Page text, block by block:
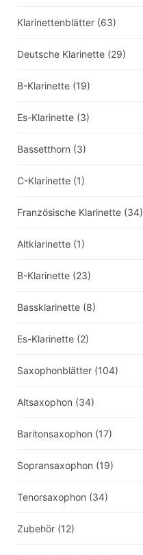
Klarinettenblätter (63)
Deutsche Klarinette (29)
B-Klarinette (19)
Es-Klarinette (3)
Bassetthorn (3)
C-Klarinette (1)
Französische Klarinette (34)
Altklarinette (1)
B-Klarinette (23)
Bassklarinette (8)
Es-Klarinette (2)
Saxophonblätter (104)
Altsaxophon (34)
Baritonsaxophon (17)
Sopransaxophon (19)
Tenorsaxophon (34)
Zubehör (12)